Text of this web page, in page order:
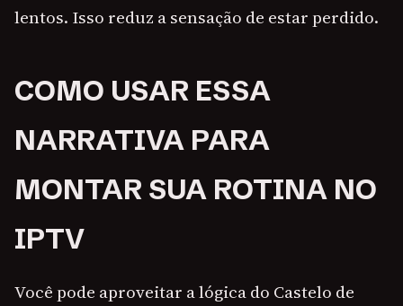
lentos. Isso reduz a sensação de estar perdido.
COMO USAR ESSA
NARRATIVA PARA
MONTAR SUA ROTINA NO
IPTV
Você pode aproveitar a lógica do Castelo de